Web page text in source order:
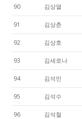
90 김상열
91 김상춘
92 김상호
93 김새로나
94 김석민
95 김석수
96 김석철